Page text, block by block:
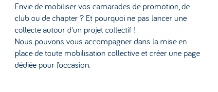
Envie de mobiliser vos camarades de promotion, de
club ou de chapter ? Et pourquoi ne pas lancer une
collecte autour d'un projet collectif !
Nous pouvons vous accompagner dans la mise en
place de toute mobilisation collective et créer une page
dédiée pour l’occasion.